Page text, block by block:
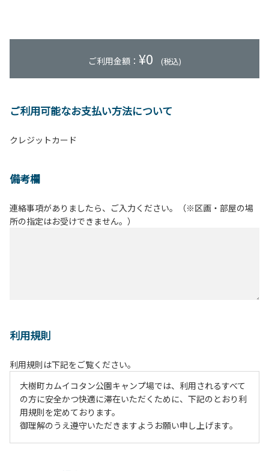
ご利用金額： ¥0 (税込)
ご利用可能なお支払い方法について
クレジットカード
備考欄
連絡事項がありましたら、ご入力ください。（※区画・部屋の場
所の指定はお受けできません。）
利用規則
利用規則は下記をご覧ください。
大樹町カムイコタン公園キャンプ場では、利用されるすべて
の方に安全かつ快適に滞在いただくために、下記のとおり利
用規則を定めております。
御理解のうえ遵守いただきますようお願い申し上げます。